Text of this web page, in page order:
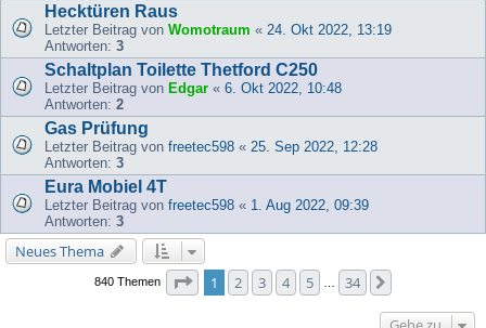
Hecktüren Raus
Letzter Beitrag von Womotraum « 24. Okt 2022, 13:19
Antworten: 3
Schaltplan Toilette Thetford C250
Letzter Beitrag von Edgar « 6. Okt 2022, 10:48
Antworten: 2
Gas Prüfung
Letzter Beitrag von freetec598 « 25. Sep 2022, 12:28
Antworten: 3
Eura Mobiel 4T
Letzter Beitrag von freetec598 « 1. Aug 2022, 09:39
Antworten: 3
Neues Thema
840 Themen Seite von
1 2 3 4 5 34